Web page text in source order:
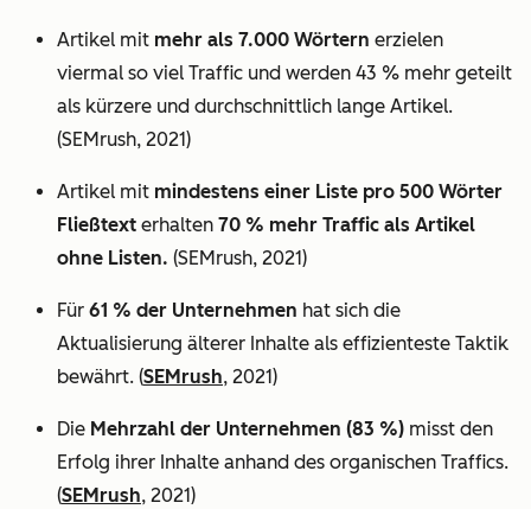
Artikel mit mehr als 7.000 Wörtern erzielen
viermal so viel Traffic und werden 43 % mehr geteilt
als kürzere und durchschnittlich lange Artikel.
(SEMrush, 2021)
Artikel mit mindestens einer Liste pro 500 Wörter
Fließtext erhalten 70 % mehr Traffic als Artikel
ohne Listen. (SEMrush, 2021)
Für 61 % der Unternehmen hat sich die
Aktualisierung älterer Inhalte als effizienteste Taktik
bewährt. (SEMrush, 2021)
Die Mehrzahl der Unternehmen (83 %) misst den
Erfolg ihrer Inhalte anhand des organischen Traffics.
(SEMrush, 2021)